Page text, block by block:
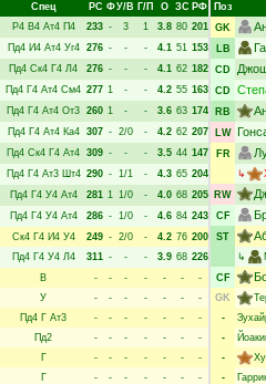
Спец РC ФУ/В Г/П О ЗС РФ
Р4 В4 Ат4 П4 233 - 3 1 3.8 80 201
Пд4 И4 Ат4 Уг4 276 - - - 4.1 51 153
Пд4 Ск4 Г4 Л4 276 - - - 4.1 62 182
Пд4 Г4 Ат4 См4 277 1 - - 4.2 55 163
Пд4 Г4 Ат4 От3 260 1 - - 3.6 63 174
Пд4 Г4 Ат4 Ка4 307 - 2/0 - 4.2 62 207
Пд4 Ск4 Г4 Ат4 309 - - - 3.5 44 147
Пд4 Г4 Ат3 Шт4 290 - 1/1 - 4.3 65 204
Пд4 Г4 У4 Ат4 281 1 1/0 - 4.0 68 205
Пд4 Г4 У4 Ат4 286 - 1/0 - 4.6 84 243
Ск4 Г4 И4 У4 249 - 2/0 - 4.2 76 200
Пд4 Г4 У4 Л4 311 - - - 3.9 68 226
В - - - - - -
-
У - - - - - -
-
Пд4 Г Ат3 - - - - - -
-
Пд2 - - - - - -
-
Г - - - - - -
-
Г - - - - - -
-
Поз
GK
LB
CD
CD
RB
LW
FR
↳
RW
CF
ST
↳
CF
GK
-
-
-
-